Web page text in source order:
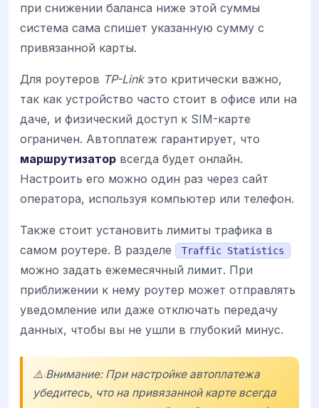
при снижении баланса ниже этой суммы
система сама спишет указанную сумму с
привязанной карты.
Для роутеров TP-Linkэто критически важно,
так как устройство часто стоит в офисе или на
даче, и физический доступ к SIM-карте
ограничен. Автоплатеж гарантирует, что
маршрутизатор всегда будет онлайн.
Настроить его можно один раз через сайт
оператора, используя компьютер или телефон.
Также стоит установить лимиты трафика в
самом роутере. В разделе
Traffic Statistics
можно задать ежемесячный лимит. При
приближении к нему роутер может отправлять
уведомление или даже отключать передачу
данных, чтобы вы не ушли в глубокий минус.
⚠️ Внимание: При настройке автоплатежа
убедитесь, что на привязанной карте всегда